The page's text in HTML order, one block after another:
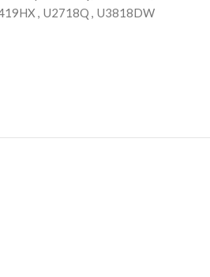
, U2718Q , U3818DW